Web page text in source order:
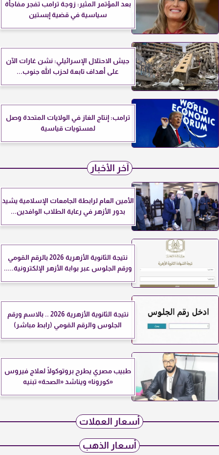
بعد المؤتمر المثير: زوجة ترامب تفجر مفاجأة
سياسية في قضية إبستين
جيش الاحتلال الإسرائيلي: نشن غارات الآن
على أهداف تابعة لحزب الله جنوب...
ترامب: إنتاج الغاز في الولايات المتحدة وصل
لمستويات قياسية
آخر الأخبار
الأمين العام لرابطة الجامعات الإسلامية يشيد
بدور الأزهر في رعاية الطلاب الوافدين...
نتيجة الثانوية الأزهرية 2026 بالرقم القومي
ورقم الجلوس عبر بوابة الأزهر الإلكترونية.....
نتيجة الثانوية الأزهرية 2026 .. بالاسم ورقم
الجلوس والرقم القومي (رابط مباشر)
طبيب مصري يطرح بروتوكولًا لعلاج فيروس
«كورونا» ويناشد «الصحة» تبنيه
أسعار العملات
أسعار الذهب